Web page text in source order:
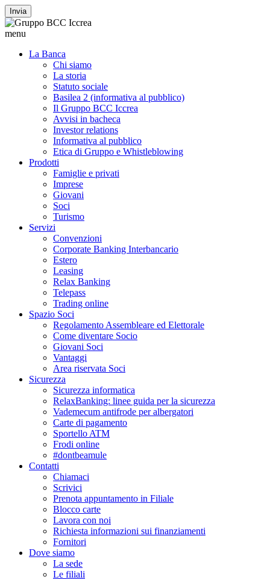
Invia
menu
La Banca
Chi siamo
La storia
Statuto sociale
Basilea 2 (informativa al pubblico)
Il Gruppo BCC Iccrea
Avvisi in bacheca
Investor relations
Informativa al pubblico
Etica di Gruppo e Whistleblowing
Prodotti
Famiglie e privati
Imprese
Giovani
Soci
Turismo
Servizi
Convenzioni
Corporate Banking Interbancario
Estero
Leasing
Relax Banking
Telepass
Trading online
Spazio Soci
Regolamento Assembleare ed Elettorale
Come diventare Socio
Giovani Soci
Vantaggi
Area riservata Soci
Sicurezza
Sicurezza informatica
RelaxBanking: linee guida per la sicurezza
Vademecum antifrode per albergatori
Carte di pagamento
Sportello ATM
Frodi online
#dontbeamule
Contatti
Chiamaci
Scrivici
Prenota appuntamento in Filiale
Blocco carte
Lavora con noi
Richiesta informazioni sui finanziamenti
Fornitori
Dove siamo
La sede
Le filiali